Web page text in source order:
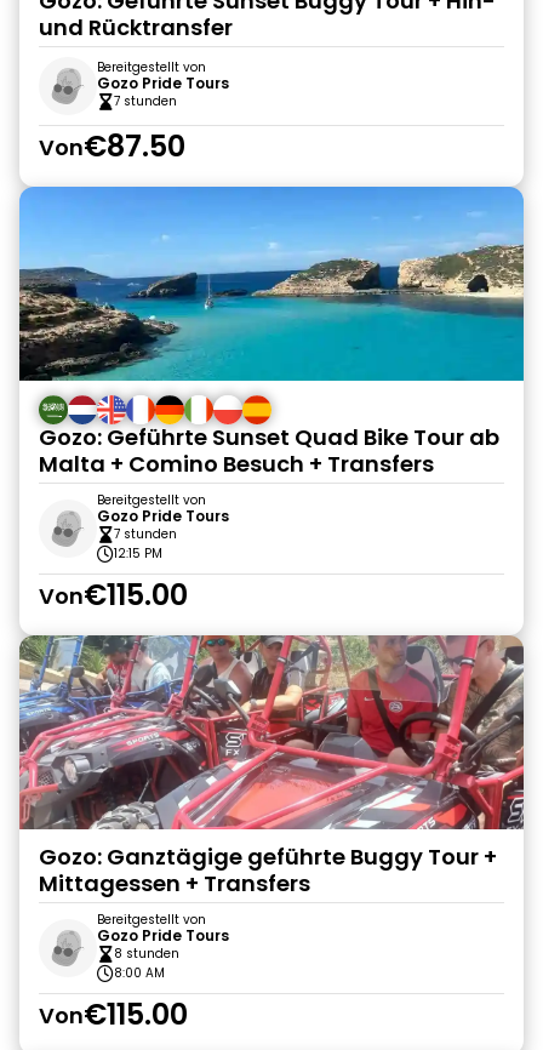
und Rücktransfer
Bereitgestellt von
Gozo Pride Tours
7 stunden
Von€87.50
Gozo: Geführte Sunset Quad Bike Tour ab
Malta + Comino Besuch + Transfers
Bereitgestellt von
Gozo Pride Tours
7 stunden
12:15 PM
Von€115.00
Gozo: Ganztägige geführte Buggy Tour +
Mittagessen + Transfers
Bereitgestellt von
Gozo Pride Tours
8 stunden
8:00 AM
Von€115.00